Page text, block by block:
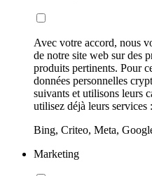
Avec votre accord, nous
de notre site web sur des
produits pertinents. Pour
données personnelles
suivants et utilisons leurs
utilisez déjà leurs services :
Bing, Criteo, Meta,
Marketing